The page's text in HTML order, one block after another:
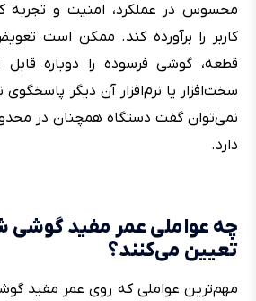
محسوس در عملکرد، امنیت و تجربه
کاربر را برآورده کند. ممکن است
قطعه، گوشی فرسوده را دوباره قابل
سخت‌افزار یا نرم‌افزار آن دیگر پاسخگوی
نمی‌توان گفت دستگاه همچنان در
دارد.
چه عواملی عمر مفید گوشی
تعیین می‌کنند؟
مهم‌ترین عواملی که روی عمر مفید